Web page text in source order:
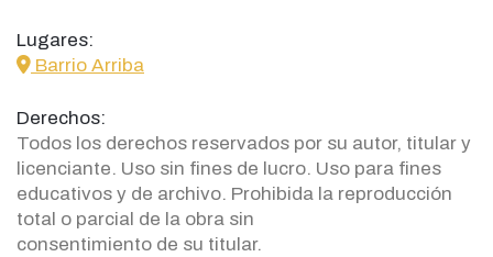
Lugares:
icon
Barrio Arriba
Derechos:
Todos los derechos reservados por su autor, titular y
licenciante. Uso sin fines de lucro. Uso para fines
educativos y de archivo. Prohibida la reproducción
total o parcial de la obra sin
consentimiento de su titular.